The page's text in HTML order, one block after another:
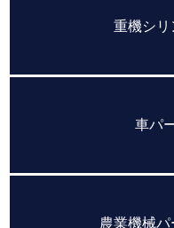
重機シリ
車パ
農業機械